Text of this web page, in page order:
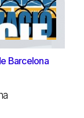
Barcelona